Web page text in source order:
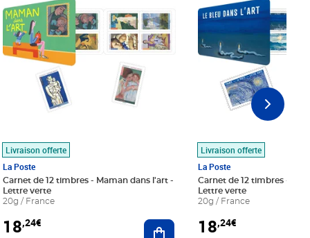
au panier
Livraison offerte
La Poste
Carnet de 12 timbres - Maman dans l'art -
Lettre verte
20g / France
18,24€ Ajouter au panier
Livraison offerte
La Poste
Carnet de 12 timbres - Le
Lettre verte
20g / France
18,24€